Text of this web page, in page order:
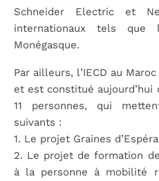
Schneider Electric et
internationaux tels que
Monégasque.
Par ailleurs, l’IECD au
et est constitué aujourd’hui
11 personnes, qui
suivants :
1. Le projet Graines
2. Le projet deformation
à la personne à mobilité